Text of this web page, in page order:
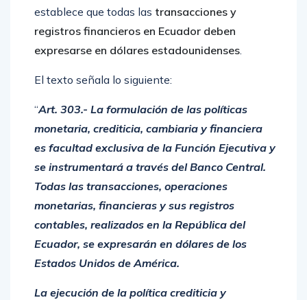
establece que todas las transacciones y
registros financieros en Ecuador deben
expresarse en dólares estadounidenses.
El texto señala lo siguiente:
“Art. 303.- La formulación de las políticas
monetaria, crediticia, cambiaria y financiera
es facultad exclusiva de la Función Ejecutiva y
se instrumentará a través del Banco Central.
Todas las transacciones, operaciones
monetarias, financieras y sus registros
contables, realizados en la República del
Ecuador, se expresarán en dólares de los
Estados Unidos de América.
La ejecución de la política crediticia y